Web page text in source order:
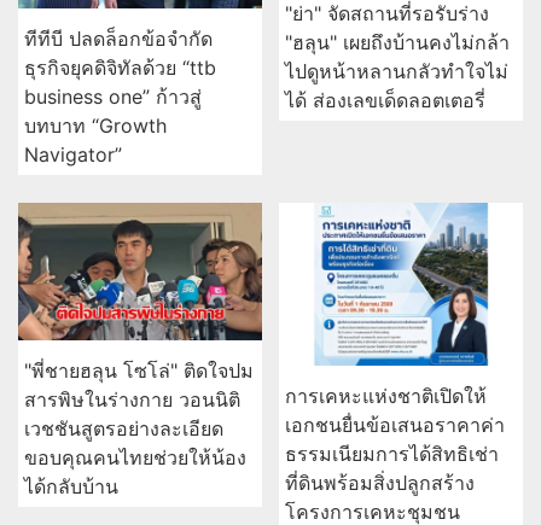
ทีทีบี ปลดล็อกข้อจำกัด
ธุรกิจยุคดิจิทัลด้วย “ttb
business one” ก้าวสู่
บทบาท “Growth
Navigator”
"ย่า" จัดสถานที่รอรับร่าง
"ฮลุน" เผยถึงบ้านคงไม่กล้า
ไปดูหน้าหลานกลัวทำใจไม่
ได้ ส่องเลขเด็ดลอตเตอรี่
"พี่ชายฮลุน โซโล่" ติดใจปม
สารพิษในร่างกาย วอนนิติ
เวชชันสูตรอย่างละเอียด
ขอบคุณคนไทยช่วยให้น้อง
ได้กลับบ้าน
การเคหะแห่งชาติเปิดให้
เอกชนยื่นข้อเสนอราคาค่า
ธรรมเนียมการได้สิทธิเช่า
ที่ดินพร้อมสิ่งปลูกสร้าง
โครงการเคหะชุมชน